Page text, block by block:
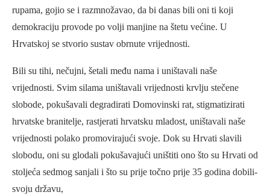
rupama, gojio se i razmnožavao, da bi danas bili oni ti koji
demokraciju provode po volji manjine na štetu većine. U
Hrvatskoj se stvorio sustav obrnute vrijednosti.
Bili su tihi, nečujni, šetali među nama i uništavali naše
vrijednosti. Svim silama uništavali vrijednosti krvlju stečene
slobode, pokušavali degradirati Domovinski rat, stigmatizirati
hrvatske branitelje, rastjerati hrvatsku mladost, uništavali naše
vrijednosti polako promovirajući svoje. Dok su Hrvati slavili
slobodu, oni su glodali pokušavajući uništiti ono što su Hrvati od
stoljeća sedmog sanjali i što su prije točno prije 35 godina dobili-
svoju državu,